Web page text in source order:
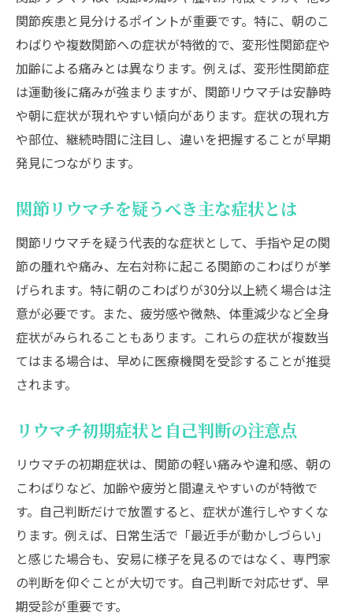
関節疾患と見分けるポイントが重要です。特に、朝のこ
わばりや複数関節への症状が特徴的で、変形性関節症や
加齢による痛みとは異なります。例えば、変形性関節症
は運動後に痛みが強まりますが、関節リウマチは安静時
や朝に症状が現れやすい傾向があります。症状の現れ方
や部位、継続時間に注目し、違いを把握することが早期
発見につながります。
関節リウマチを疑うべき主な症状とは
関節リウマチを疑う代表的な症状として、手指や足の関
節の腫れや痛み、左右対称に起こる関節のこわばりが挙
げられます。特に朝のこわばりが30分以上続く場合は注
意が必要です。また、疲労感や微熱、体重減少など全身
症状がみられることもあります。これらの症状が複数当
てはまる場合は、早めに医療機関を受診することが推奨
されます。
リウマチ初期症状と自己判断の注意点
リウマチの初期症状は、関節の軽い痛みや違和感、朝の
こわばりなど、加齢や疲労と間違えやすいのが特徴で
す。自己判断だけで放置すると、症状が進行しやすくな
ります。例えば、日常生活で「最近手が動かしづらい」
と感じた場合も、安易に様子を見るのではなく、専門家
の判断を仰ぐことが大切です。自己判断で対応せず、早
期受診が重要です。